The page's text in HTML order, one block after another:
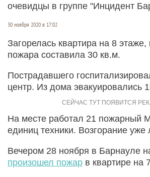
очевидцы в группе "Инцидент
30 ноября 2020 в 17:02
Загорелась квартира на 8
пожара составила 30 кв.м.
Пострадавшего
центр. Из дома эвакуировались
На месте работал 21 пожарный
единиц техники. Возгорание уже
Вечером 28 ноября в Барнауле
произошел пожар в квартире на